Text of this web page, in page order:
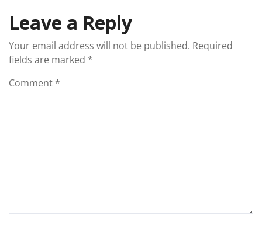
Leave a Reply
Your email address will not be published. Required
fields are marked *
Comment *